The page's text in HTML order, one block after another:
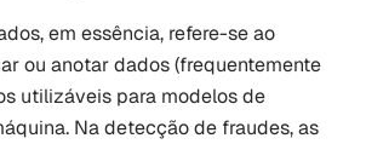
em essência, refere-se ao
ou anotar dados (frequentemente
utilizáveis para modelos de
Na detecção de fraudes, as